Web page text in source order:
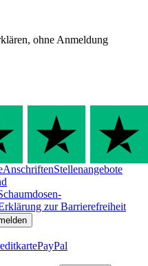
ohne Anmeldung
AnschriftenStellenangebote
zur Barrierefreiheit
PayPal